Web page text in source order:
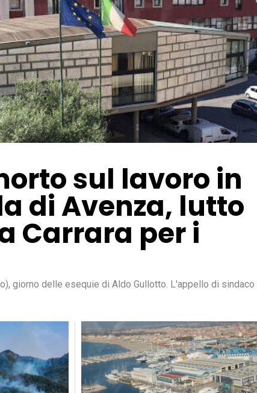
sul lavoro in
di Avenza, lutto
Carrara per i
giorno delle esequie di Aldo Gullotto. L'appello di sindaco